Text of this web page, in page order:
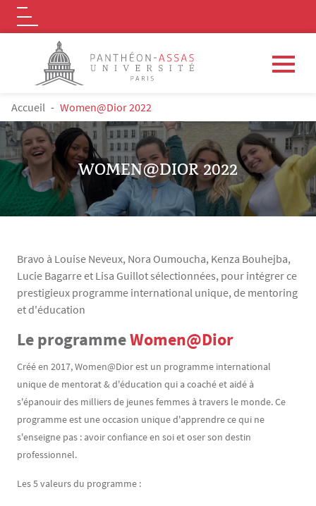
Aller au contenu principal
Logo
FIL D'ARIANE
Accueil Women@Dior 2022
WOMEN@DIOR 2022
Bravo à Louise Neveux, Nora Oumoucha, Kenza Bouhejba,
Lucie Bagarre et Lisa Guillot sélectionnées, pour intégrer ce
prestigieux programme international unique, de mentoring
et d'éducation
Contenu
Texte
Le programmeWomen@Dior
Créé en 2017, Women@Dior est un programme international
unique de mentorat & d'éducation qui a coaché et aidé à
s'épanouir des milliers de jeunes femmes à travers le monde. Ce
programme est une occasion unique d'apprendre ce qui ne
s'enseigne pas : avoir confiance en soi et oser son destin
professionnel.
Les 5 valeurs du programme :